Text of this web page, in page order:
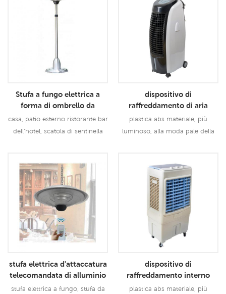
Leggi Di Più Leggi Di Più
Stufa a fungo elettrica a
forma di ombrello da
pavimento in alluminio
inossidabile
casa, patio esterno ristorante bar
dell'hotel, scatola di sentinella
fungo, stufa da esterno, stufa da
esterno, stufa da caffè
Leggi Di Più
dispositivo di
raffreddamento di aria
evaporativo portatile
telecomandato di tocco
plastica abs materiale, più
luminoso, alla moda pale della
meno rumore
Leggi Di Più
stufa elettrica d'attaccatura
telecomandata di alluminio
del bar del ristorante del
stufa elettrica a fungo, stufa da
dispositivo di
raffreddamento interno
portatile evaporativo
plastica abs materiale, più